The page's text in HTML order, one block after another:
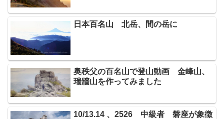
日本百名山 北岳、間の岳に
奥秩父の百名山で登山動画 金峰山、
瑞牆山を作ってみました
10/13.14 、2526 中級者 磐座が象徴